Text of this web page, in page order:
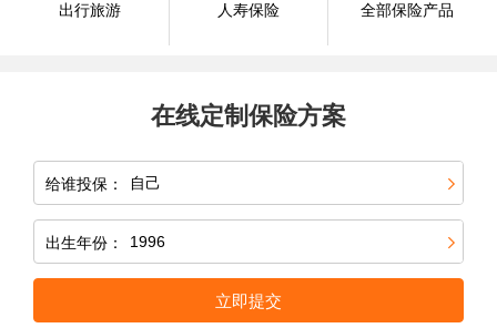
出行旅游 人寿保险 全部保险产品
在线定制保险方案
给谁投保：
出生年份：
立即提交